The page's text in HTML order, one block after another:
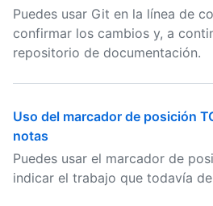
Puedes usar Git en la línea de
confirmar los cambios y, a
repositorio de documentación.
Uso del marcador de posición
notas
Puedes usar el marcador de
indicar el trabajo que todavía